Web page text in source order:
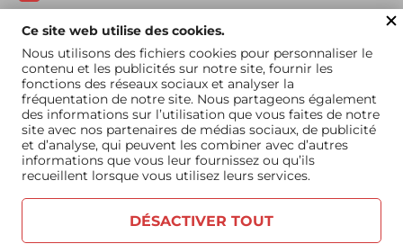
Conditions générales
d'utilisation
Catalogue à
télécharger
Ce site web utilise des cookies.
Nous utilisons des fichiers cookies pour personnaliser le
contenu et les publicités sur notre site, fournir les
fonctions des réseaux sociaux et analyser la
fréquentation de notre site. Nous partageons également
des informations sur l’utilisation que vous faites de notre
site avec nos partenaires de médias sociaux, de publicité
et d’analyse, qui peuvent les combiner avec d’autres
informations que vous leur fournissez ou qu’ils
recueillent lorsque vous utilisez leurs services.
DÉSACTIVER TOUT